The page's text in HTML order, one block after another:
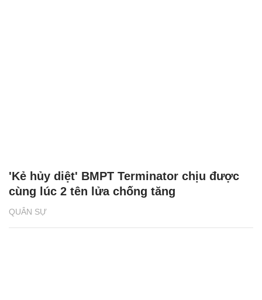
QUÂN SỰ
'Kẻ hủy diệt' BMPT Terminator chịu được
cùng lúc 2 tên lửa chống tăng